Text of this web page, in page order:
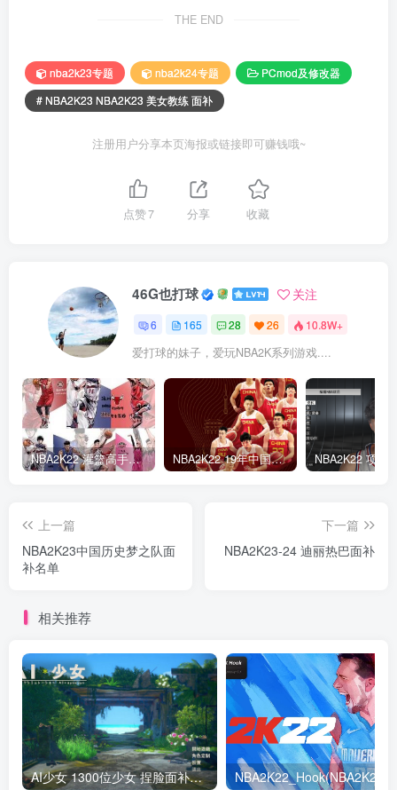
THE END
nba2k23专题 nba2k24专题
PCmod及修改器
# NBA2K23 NBA2K23 美女教练 面补
注册用户分享本页海报或链接即可赚钱哦~
点赞7 分享 收藏
46G也打球 关注
6 165 28 26 10.8W+
爱打球的妹子，爱玩NBA2K系列游戏....
NBA2K22 灌篮高手面补合集 NBA2K22 19年中国队面补合集
上一篇
NBA2K23中国历史梦之队面
补名单
下一篇
NBA2K23-24 迪丽热巴面补
相关推荐
AI少女 1300位少女 捏脸面补数据整合包 总有一位是你想要的